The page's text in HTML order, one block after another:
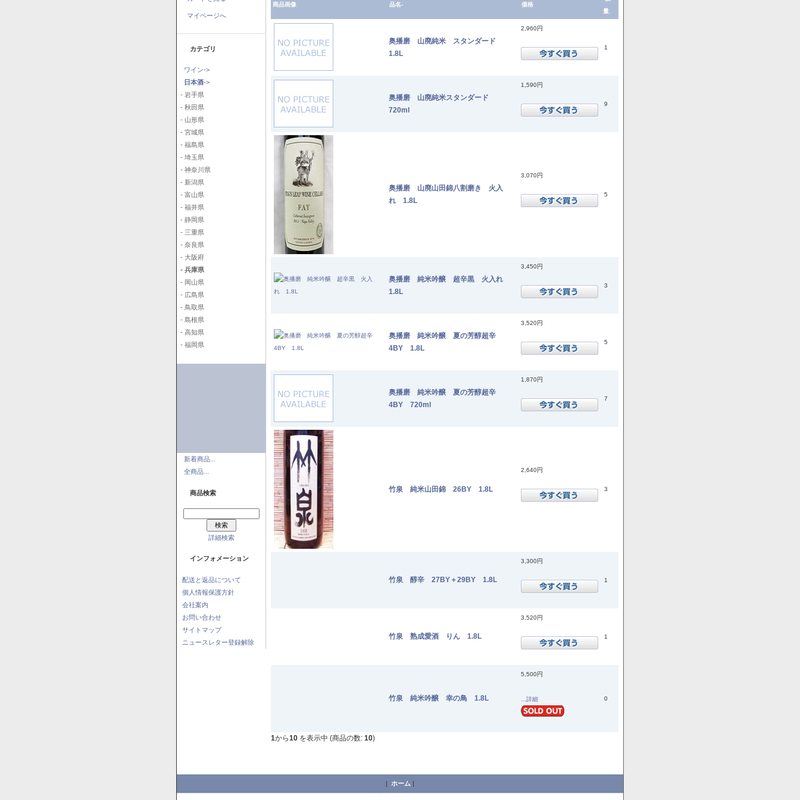
マイページへ
カテゴリ
ワイン->
日本酒->
- 岩手県
- 秋田県
- 山形県
- 宮城県
- 福島県
- 埼玉県
- 神奈川県
- 新潟県
- 富山県
- 福井県
- 静岡県
- 三重県
- 奈良県
- 大阪府
- 兵庫県
- 岡山県
- 広島県
- 鳥取県
- 島根県
- 高知県
- 福岡県
新着商品...
全商品...
商品検索
詳細検索
インフォメーション
配送と返品について
個人情報保護方針
会社案内
お問い合わせ
サイトマップ
ニュースレター登録解除
商品画像 品名- 価格
量.
奥播磨 山廃純米 スタンダード
1.8L
2,960円
1
奥播磨 山廃純米スタンダード
720ml
1,590円
9
奥播磨 山廃山田錦八割磨き 火入
れ 1.8L
3,070円
5
奥播磨 純米吟醸 超辛黒 火入れ
1.8L
3,450円
3
奥播磨 純米吟醸 夏の芳醇超辛
4BY 1.8L
3,520円
5
奥播磨 純米吟醸 夏の芳醇超辛
4BY 720ml
1,870円
7
竹泉 純米山田錦 26BY 1.8L
2,640円
3
竹泉 醇辛 27BY＋29BY 1.8L
3,300円
1
竹泉 熟成愛酒 りん 1.8L
3,520円
1
竹泉 純米吟醸 幸の鳥 1.8L
5,500円
...詳細 0
1から10 を表示中 (商品の数: 10)
| ホーム |